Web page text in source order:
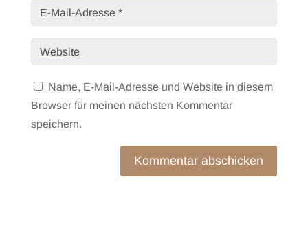
Name, E-Mail-Adresse und Website in diesem
Browser für meinen nächsten Kommentar
speichern.
Kommentar abschicken